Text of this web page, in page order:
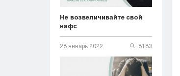
Не возвеличивайте свой
нафс
28 январь 2022 8183